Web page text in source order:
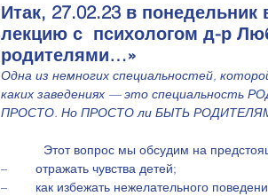
Итак, 27.02.23 в
лекцию с  психологом д-р
родителями…»
Одна из немногих специальностей,
каких заведениях — это
ПРОСТО. Но ПРОСТО ли БЫТЬ
Этот вопрос мы обсудим на
–        отражать чувства детей;
–        как избежать нежелательного